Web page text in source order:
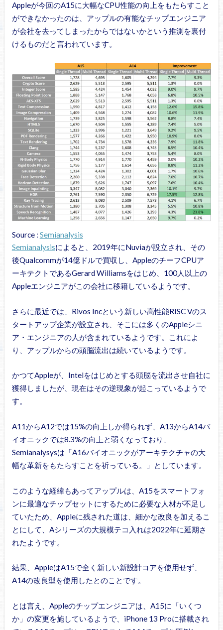
Appleが今回のA15に大幅なCPU性能の向上をもたらすこと
ができなかったのは、アップルの有能なチップエンジニア
が会社を去ってしまったからではないかという推測を裏付
けるものだと言われています。
Source : Semianalysis
Semianalysisによると、2019年にNuviaが設立され、その
後Qualcommが14億ドルで買収し、AppleのチーフCPUア
ーキテクトであるGerard Williamsをはじめ、100人以上の
Appleエンジニアがこの会社に移籍しているようです。
さらに最近では、Rivos Incという新しい高性能RISC Vのス
タートアップ企業が設立され、そこには多くのAppleシニ
ア・エンジニアの人が含まれているようです。これによ
り、アップルからの頭脳流出は続いているようです。
かつてAppleが、Intelをはじめとする頭脳を流出させ自社に
獲得しましたが、現在はその逆現象が起こっているようで
す。
A11からA12では15%の向上しか得られず、A13からA14バ
イオニックでは8.3%の向上と弱くなっており、
Semianalysysは「A16バイオニックがアーキテクチャの大
幅な革新をもたらすことを祈っている。」としています。
このような経緯もあってアップルは、A15をスマートフォ
ンに最適なチップセットにするために必要な人材が不足し
ていたため、Appleに残された道は、細かな改良を加えるこ
とにして、Aシリーズの大規模テコ入れは2022年に延期さ
れたようです。
結果、AppleはA15で全く新しい新設計コアを使用せず、
A14の改良型を使用したとのことです。
とは言え、Appleのチップエンジニアは、A15に「いくつ
か」の変更を施しているようで、iPhone 13 Proに搭載され